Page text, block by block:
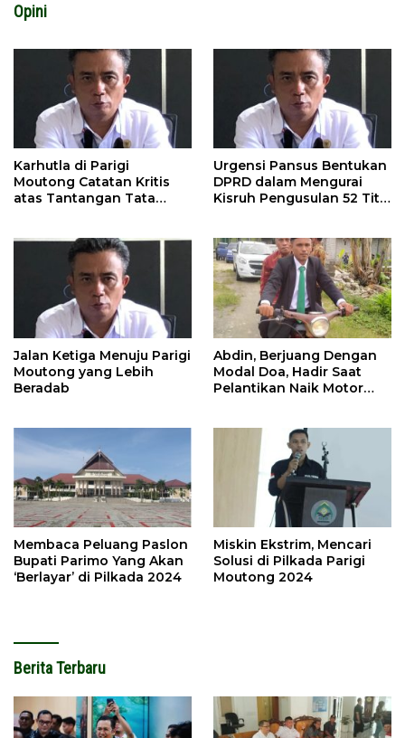
Opini
Karhutla di Parigi
Moutong Catatan Kritis
atas Tantangan Tata
Urgensi Pansus Bentukan
DPRD dalam Mengurai
Kisruh Pengusulan 52 Titik
Jalan Ketiga Menuju Parigi
Moutong yang Lebih
Beradab
Abdin, Berjuang Dengan
Modal Doa, Hadir Saat
Pelantikan Naik Motor
Membaca Peluang Paslon
Bupati Parimo Yang Akan
‘Berlayar’ di Pilkada 2024
Miskin Ekstrim, Mencari
Solusi di Pilkada Parigi
Moutong 2024
Berita Terbaru